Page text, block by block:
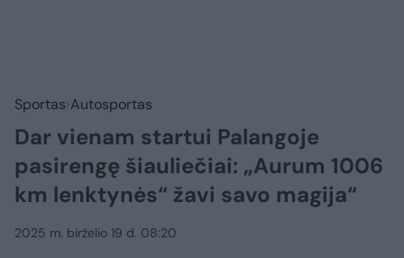
Sportas Autosportas
Dar vienam startui Palangoje
pasirengę šiauliečiai: „Aurum 1006
km lenktynės“ žavi savo magija“
2025 m. birželio 19 d. 08:20